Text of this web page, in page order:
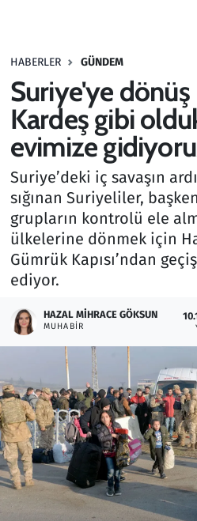
HABERLER GÜNDEM
Suriye'ye
Kardeş gibi
evimize
Suriye’deki iç savaşın
sığınan Suriyeliler,
grupların kontrolü ele
ülkelerine dönmek için
Gümrük Kapısı’ndan
ediyor.
HAZAL MIHRACE GÖKSUN
MUHABIR
Haber
Kültür Sanat
Kurumsal Haberler
Lezzet Durağı
Memur ve Kamu
Otomobil
Oyun
Ramazan
Resmi İlanlar
Rüya Tabirleri
Sağlık
Savunma Sanayi